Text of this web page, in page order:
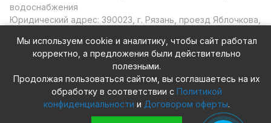
водоснабжения
Юридический адрес: 390023, г. Рязань, проезд Яблочкова,
ИНН/КПП: 6230087631/623001001
ОГРН: 1156230000080
Мы используем cookie и аналитику, чтобы сайт работал
корректно, а предложения были действительно
полезными.
Продолжая пользоваться сайтом, вы соглашаетесь на их
обработку в соответствии с Политикой
конфиденциальности и Договором оферты.
Конфиденциальность